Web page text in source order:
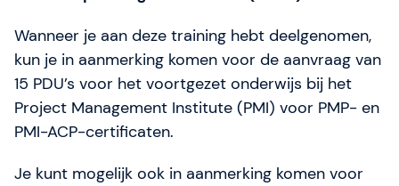
Wanneer je aan deze training hebt deelgenomen,
kun je in aanmerking komen voor de aanvraag van
15 PDU’s voor het voortgezet onderwijs bij het
Project Management Institute (PMI) voor PMP- en
PMI-ACP-certificaten.
Je kunt mogelijk ook in aanmerking komen voor